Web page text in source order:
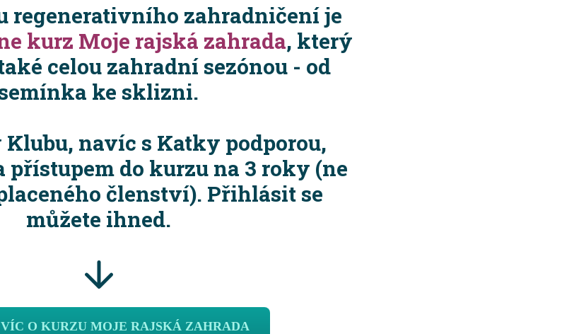
regenerativního zahradničení je
kurz Moje rajská zahrada, který
celou zahradní sezónou - od
ke sklizni.
Klubu, navíc s Katky podporou,
přístupem do kurzu na 3 roky (ne
členství). Přihlásit se
můžete ihned.
O KURZU MOJE RAJSKÁ ZAHRADA